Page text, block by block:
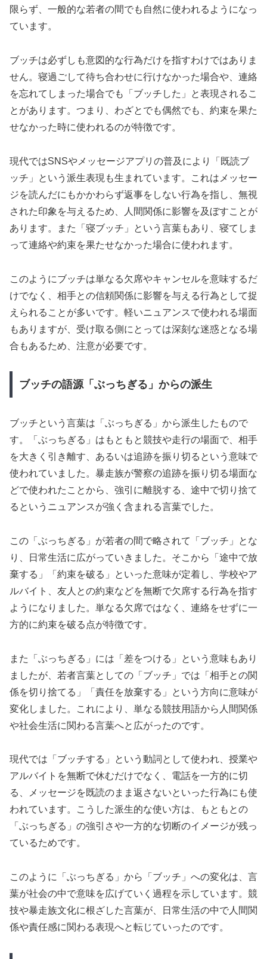
限らず、一般的な若者の間でも自然に使われるようになっ
ています。
ブッチは必ずしも意図的な行為だけを指すわけではありま
せん。寝過ごして待ち合わせに行けなかった場合や、連絡
を忘れてしまった場合でも「ブッチした」と表現されるこ
とがあります。つまり、わざとでも偶然でも、約束を果た
せなかった時に使われるのが特徴です。
現代ではSNSやメッセージアプリの普及により「既読ブ
ッチ」という派生表現も生まれています。これはメッセー
ジを読んだにもかかわらず返事をしない行為を指し、無視
された印象を与えるため、人間関係に影響を及ぼすことが
あります。また「寝ブッチ」という言葉もあり、寝てしま
って連絡や約束を果たせなかった場合に使われます。
このようにブッチは単なる欠席やキャンセルを意味するだ
けでなく、相手との信頼関係に影響を与える行為として捉
えられることが多いです。軽いニュアンスで使われる場面
もありますが、受け取る側にとっては深刻な迷惑となる場
合もあるため、注意が必要です。
ブッチの語源「ぶっちぎる」からの派生
ブッチという言葉は「ぶっちぎる」から派生したもので
す。「ぶっちぎる」はもともと競技や走行の場面で、相手
を大きく引き離す、あるいは追跡を振り切るという意味で
使われていました。暴走族が警察の追跡を振り切る場面な
どで使われたことから、強引に離脱する、途中で切り捨て
るというニュアンスが強く含まれる言葉でした。
この「ぶっちぎる」が若者の間で略されて「ブッチ」とな
り、日常生活に広がっていきました。そこから「途中で放
棄する」「約束を破る」といった意味が定着し、学校やア
ルバイト、友人との約束などを無断で欠席する行為を指す
ようになりました。単なる欠席ではなく、連絡をせずに一
方的に約束を破る点が特徴です。
また「ぶっちぎる」には「差をつける」という意味もあり
ましたが、若者言葉としての「ブッチ」では「相手との関
係を切り捨てる」「責任を放棄する」という方向に意味が
変化しました。これにより、単なる競技用語から人間関係
や社会生活に関わる言葉へと広がったのです。
現代では「ブッチする」という動詞として使われ、授業や
アルバイトを無断で休むだけでなく、電話を一方的に切
る、メッセージを既読のまま返さないといった行為にも使
われています。こうした派生的な使い方は、もともとの
「ぶっちぎる」の強引さや一方的な切断のイメージが残っ
ているためです。
このように「ぶっちぎる」から「ブッチ」への変化は、言
葉が社会の中で意味を広げていく過程を示しています。競
技や暴走族文化に根ざした言葉が、日常生活の中で人間関
係や責任感に関わる表現へと転じていったのです。